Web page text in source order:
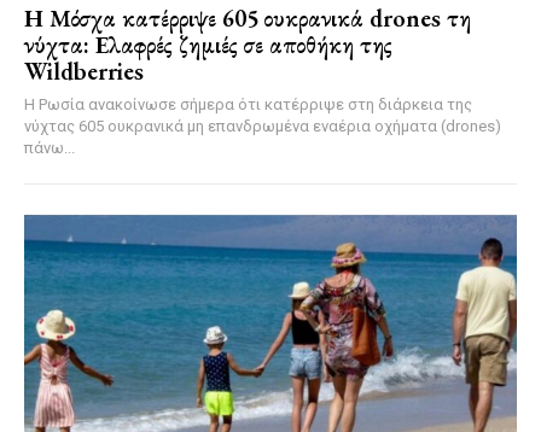
Η Μόσχα κατέρριψε 605 ουκρανικά drones τη
νύχτα: Ελαφρές ζημιές σε αποθήκη της
Wildberries
Η Ρωσία ανακοίνωσε σήμερα ότι κατέρριψε στη διάρκεια της
νύχτας 605 ουκρανικά μη επανδρωμένα εναέρια οχήματα (drones)
πάνω...